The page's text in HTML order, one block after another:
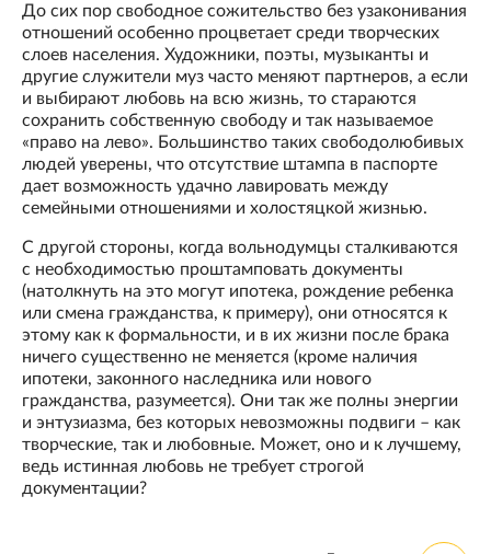
До сих пор свободное сожительство без узаконивания
отношений особенно процветает среди творческих
слоев населения. Художники, поэты, музыканты и
другие служители муз часто меняют партнеров, а если
и выбирают любовь на всю жизнь, то стараются
сохранить собственную свободу и так называемое
«право на лево». Большинство таких свободолюбивых
людей уверены, что отсутствие штампа в паспорте
дает возможность удачно лавировать между
семейными отношениями и холостяцкой жизнью.
С другой стороны, когда вольнодумцы сталкиваются
с необходимостью проштамповать документы
(натолкнуть на это могут ипотека, рождение ребенка
или смена гражданства, к примеру), они относятся к
этому как к формальности, и в их жизни после брака
ничего существенно не меняется (кроме наличия
ипотеки, законного наследника или нового
гражданства, разумеется). Они так же полны энергии
и энтузиазма, без которых невозможны подвиги – как
творческие, так и любовные. Может, оно и к лучшему,
ведь истинная любовь не требует строгой
документации?